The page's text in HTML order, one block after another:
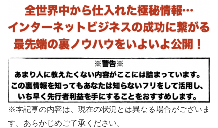
※本記事の内容は、現在の状況とは異なる場合がございま
す。あらかじめご了承ください。